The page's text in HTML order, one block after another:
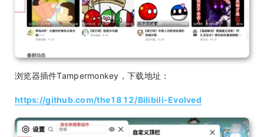
浏览器插件Tampermonkey，下载地址：
https://github.com/the1812/Bilibili-Evolved